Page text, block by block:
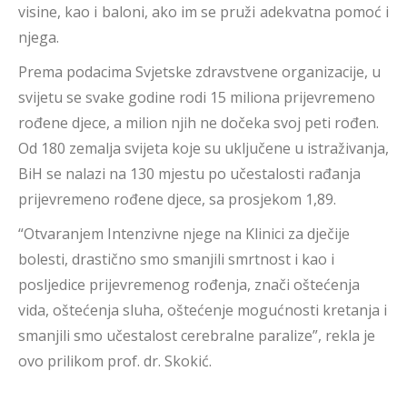
visine, kao i baloni, ako im se pruži adekvatna pomoć i
njega.
Prema podacima Svjetske zdravstvene organizacije, u
svijetu se svake godine rodi 15 miliona prijevremeno
rođene djece, a milion njih ne dočeka svoj peti rođen.
Od 180 zemalja svijeta koje su uključene u istraživanja,
BiH se nalazi na 130 mjestu po učestalosti rađanja
prijevremeno rođene djece, sa prosjekom 1,89.
“Otvaranjem Intenzivne njege na Klinici za dječije
bolesti, drastično smo smanjili smrtnost i kao i
posljedice prijevremenog rođenja, znači oštećenja
vida, oštećenja sluha, oštećenje mogućnosti kretanja i
smanjili smo učestalost cerebralne paralize”, rekla je
ovo prilikom prof. dr. Skokić.